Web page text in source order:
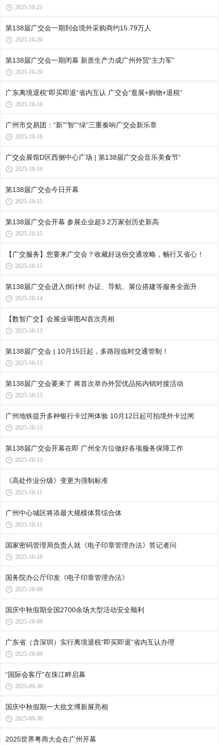
2025-10-21
第138届广交会一期到会境外采购商约15.79万人
2025-10-20
第138届广交会一期闭幕 新质生产力成广州外贸“主力军”
2025-10-20
广东离境退税“即买即退”省内互认 广交会“逛展+购物+退税”
2025-10-16
广州市交易团：“新”“智”“绿”三重奏响广交会新乐章
2025-10-16
广交会展馆D区西侧中心广场 | 第138届广交会音乐美食节“
2025-10-16
第138届广交会今日开幕
2025-10-15
第138届广交会开幕 参展企业超3.2万家创历史新高
2025-10-15
【广交服务】您要来广交会？收藏好这份交通攻略，畅行又省心！
2025-10-15
第138届广交会进入倒计时 办证、导航、展位搭建等服务全面升
2025-10-14
【数智广交】会展业审图AI首次亮相
2025-10-13
第138届广交会 | 10月15日起，多路段临时交通管制！
2025-10-13
第138届广交会要来了 将首次举办外贸优品拓内销对接活动
2025-10-13
广州地铁提升多种银行卡过闸体验 10月12日起可拍境外卡过闸
2025-10-13
第138届广交会开幕在即 广州全方位做好各项服务保障工作
2025-10-13
《高处作业分级》变更为强制标准
2025-10-11
广州中心城区将添最大规模体育综合体
2025-10-11
国家密码管理局负责人就《电子印章管理办法》答记者问
2025-10-10
国务院办公厅印发《电子印章管理办法》
2025-10-09
国庆中秋假期全国2700余场大型活动安全顺利
2025-10-09
广东省（含深圳）实行离境退税“即买即退”省内互认办理
2025-10-09
“国际会客厅”在珠江畔启幕
2025-09-30
国庆中秋假期一大批文博新展亮相
2025-09-30
2025世界粤商大会在广州开幕